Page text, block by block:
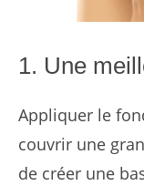
1. Une
Appliquer le
couvrir une
de créer une